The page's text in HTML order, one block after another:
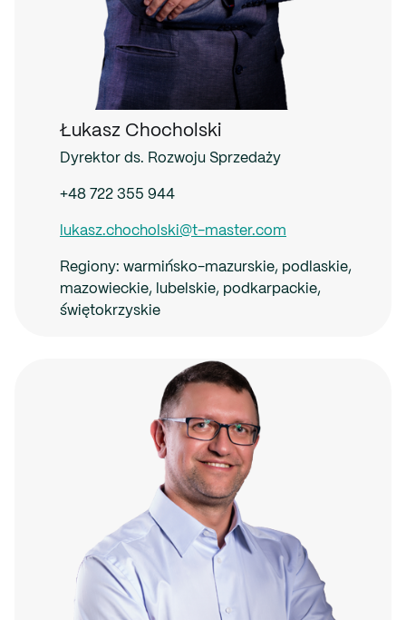
Łukasz Chocholski
Dyrektor ds. Rozwoju Sprzedaży
+48 722 355 944
lukasz.chocholski@t-master.com
Regiony: warmińsko-mazurskie, podlaskie,
mazowieckie, lubelskie, podkarpackie,
świętokrzyskie